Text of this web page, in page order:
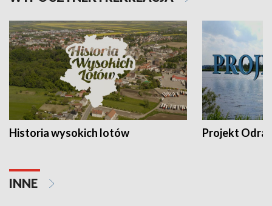
Historia wysokich lotów Projekt Odra
INNE